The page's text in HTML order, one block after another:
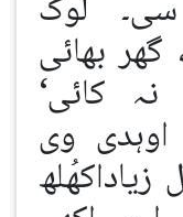
بھائی
کائی‘
وی